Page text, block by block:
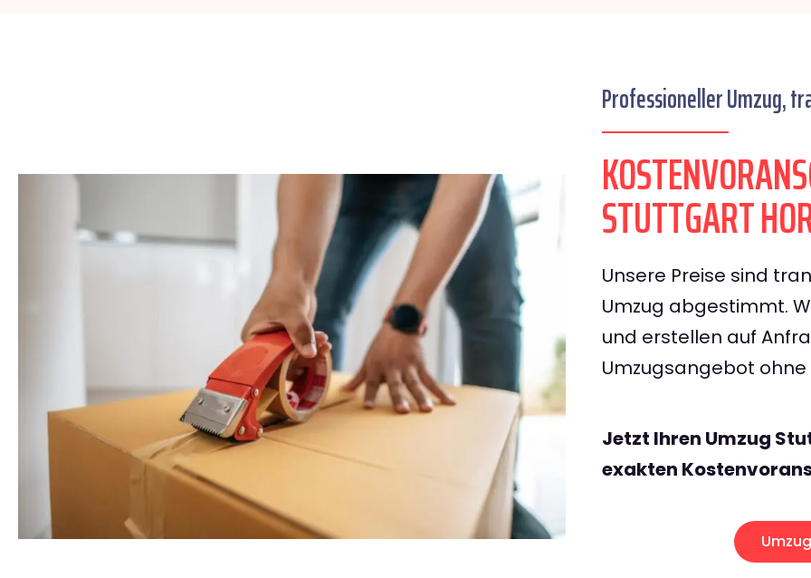
Professioneller Umzug,
STUTTGART
Unsere Preise sind
Umzug abgestimmt.
und erstellen auf
Umzugsangebot
Jetzt Ihren Umzug
exakten